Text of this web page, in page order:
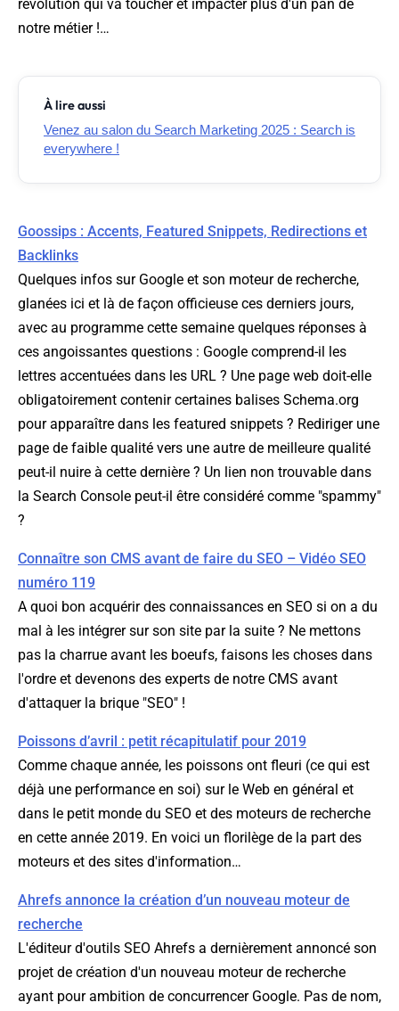
révolution qui va toucher et impacter plus d'un pan de
notre métier !…
À lire aussi
Venez au salon du Search Marketing 2025 : Search is
everywhere !
Goossips : Accents, Featured Snippets, Redirections et
Backlinks
Quelques infos sur Google et son moteur de recherche,
glanées ici et là de façon officieuse ces derniers jours,
avec au programme cette semaine quelques réponses à
ces angoissantes questions : Google comprend-il les
lettres accentuées dans les URL ? Une page web doit-elle
obligatoirement contenir certaines balises Schema.org
pour apparaître dans les featured snippets ? Rediriger une
page de faible qualité vers une autre de meilleure qualité
peut-il nuire à cette dernière ? Un lien non trouvable dans
la Search Console peut-il être considéré comme "spammy"
?
Connaître son CMS avant de faire du SEO – Vidéo SEO
numéro 119
A quoi bon acquérir des connaissances en SEO si on a du
mal à les intégrer sur son site par la suite ? Ne mettons
pas la charrue avant les boeufs, faisons les choses dans
l'ordre et devenons des experts de notre CMS avant
d'attaquer la brique "SEO" !
Poissons d’avril : petit récapitulatif pour 2019
Comme chaque année, les poissons ont fleuri (ce qui est
déjà une performance en soi) sur le Web en général et
dans le petit monde du SEO et des moteurs de recherche
en cette année 2019. En voici un florilège de la part des
moteurs et des sites d'information…
Ahrefs annonce la création d’un nouveau moteur de
recherche
L'éditeur d'outils SEO Ahrefs a dernièrement annoncé son
projet de création d'un nouveau moteur de recherche
ayant pour ambition de concurrencer Google. Pas de nom,